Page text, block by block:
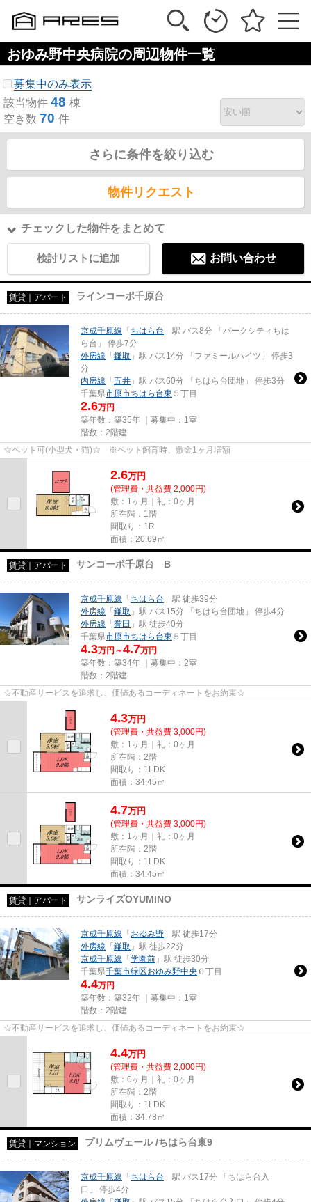
おゆみ野中央病院の周辺物件一覧
募集中のみ表示
該当物件 48 棟
空き数 70 件
さらに条件を絞り込む
物件リクエスト
チェックした物件をまとめて
検討リストに追加 お問い合わせ
賃貸｜アパート ラインコーポ千原台
京成千原線 「 ちはら台 」駅 バス8分 「パークシティちは
ら台」 停歩7分
外房線 「 鎌取 」駅 バス14分 「ファミールハイツ」 停歩3
分
内房線 「 五井 」駅 バス60分 「ちはら台団地」 停歩3分
千葉県市原市ちはら台東 ５丁目
2.6万円
築年数：築35年 ｜募集中： 1室
階数：2階建
☆ペット可(小型犬・猫)☆ ※ペット飼育時、敷金1ヶ月増額
2.6万円
(管理費・共益費 2,000円)
敷：1ヶ月｜礼：0ヶ月
所在階：1階
間取り：1R
面積：20.69㎡
賃貸｜アパート サンコーポ千原台 B
京成千原線 「 ちはら台 」駅 徒歩39分
外房線 「 鎌取 」駅 バス15分 「ちはら台団地」 停歩4分
外房線 「 誉田 」駅 徒歩40分
千葉県市原市ちはら台東 ５丁目
4.3万円～4.7万円
築年数：築34年 ｜募集中： 2室
階数：2階建
☆不動産サービスを追求し、価値あるコーディネートをお約束☆
4.3万円
(管理費・共益費 3,000円)
敷：1ヶ月｜礼：0ヶ月
所在階：2階
間取り：1LDK
面積：34.45㎡
4.7万円
(管理費・共益費 3,000円)
敷：1ヶ月｜礼：0ヶ月
所在階：2階
間取り：1LDK
面積：34.45㎡
賃貸｜アパート サンライズOYUMINO
京成千原線 「 おゆみ野 」駅 徒歩17分
外房線 「 鎌取 」駅 徒歩22分
京成千原線 「 学園前 」駅 徒歩30分
千葉県千葉市緑区おゆみ野中央 ６丁目
4.4万円
築年数：築32年 ｜募集中： 1室
階数：2階建
☆不動産サービスを追求し、価値あるコーディネートをお約束☆
4.4万円
(管理費・共益費 2,000円)
敷：0ヶ月｜礼：0ヶ月
所在階：2階
間取り：1LDK
面積：34.78㎡
賃貸｜マンション プリムヴェール /ちはら台東9
京成千原線 「 ちはら台 」駅 バス17分 「ちはら台入
口」 停歩4分